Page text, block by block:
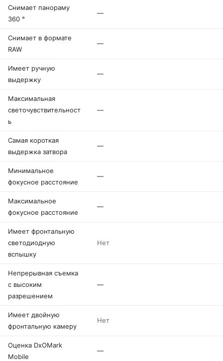
Снимает панораму
360 °
—
Снимает в формате
RAW
—
Имеет ручную
выдержку
—
Максимальная
светочувствительност
ь
—
Самая короткая
выдержка затвора
—
Минимальное
фокусное расстояние
—
Максимальное
фокусное расстояние
—
Имеет фронтальную
светодиодную
вспышку
Нет
Непрерывная съемка
с высоким
разрешением
—
Имеет двойную
фронтальную камеру
Нет
Оценка DxOMark
Mobile
—